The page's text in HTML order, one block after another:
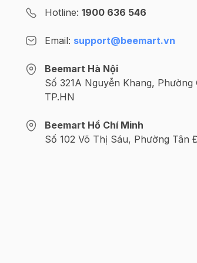
120gwhipping cream
50g đường
3g gelatine (1 lá gelatine cỡ 3.5g)
Nước cốt chanh ¼ – ½ quả (tùy
20g dâu tây xay
Hotline: 1900 636 546
Email: support@beemart.vn
Beemart Hà Nội
Số 321A Nguyễn Khang, Phường
TP.HN
Beemart Hồ Chí Minh
Số 102 Võ Thị Sáu, Phường Tân